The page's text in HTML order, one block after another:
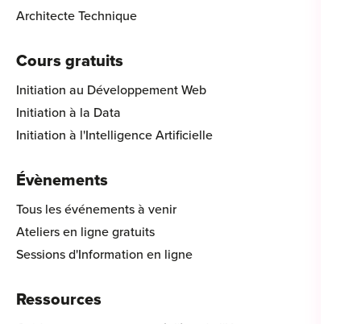
Architecte Technique
Cours gratuits
Initiation au Développement Web
Initiation à la Data
Initiation à l'Intelligence Artificielle
Évènements
Tous les événements à venir
Ateliers en ligne gratuits
Sessions d'Information en ligne
Ressources